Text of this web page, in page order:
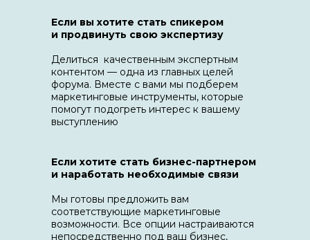
Если хотите стать бизнес-партнером
и наработать необходимые связи
Мы готовы предложить вам
соответствующие маркетинговые
возможности. Все опции настраиваются
непосредственно под ваш бизнес,
Если вы хотите стать спикером
и продвинуть свою экспертизу
Делиться качественным экспертным
контентом — одна из главных целей
форума. Вместе с вами мы подберем
маркетинговые инструменты, которые
помогут подогреть интерес к вашему
выступлению